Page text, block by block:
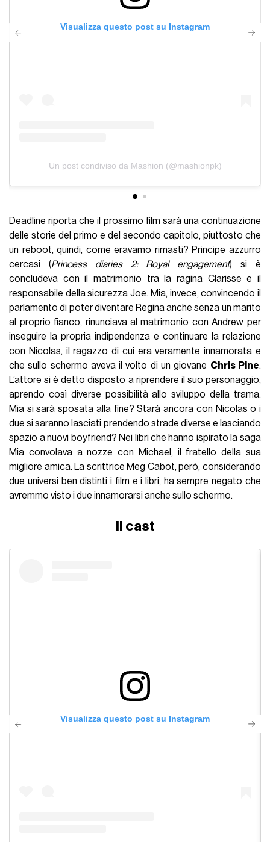
Visualizza questo post su Instagram
Un post condiviso da Mashion (@mashionpk)
Deadline riporta che il prossimo film sarà una continuazione
delle storie del primo e del secondo capitolo, piuttosto che
un reboot, quindi, come eravamo rimasti? Principe azzurro
cercasi (Princess diaries 2: Royal engagement) si è
concludeva con il matrimonio tra la ragina Clarisse e il
responsabile della sicurezza Joe. Mia, invece, convincendo il
parlamento di poter diventare Regina anche senza un marito
al proprio fianco, rinunciava al matrimonio con Andrew per
inseguire la propria indipendenza e continuare la relazione
con Nicolas, il ragazzo di cui era veramente innamorata e
che sullo schermo aveva il volto di un giovane Chris Pine.
L’attore si è detto disposto a riprendere il suo personaggio,
aprendo così diverse possibilità allo sviluppo della trama.
Mia si sarà sposata alla fine? Starà ancora con Nicolas o i
due si saranno lasciati prendendo strade diverse e lasciando
spazio a nuovi boyfriend? Nei libri che hanno ispirato la saga
Mia convolava a nozze con Michael, il fratello della sua
migliore amica. La scrittrice Meg Cabot, però, considerando
due universi ben distinti i film e i libri, ha sempre negato che
avremmo visto i due innamorarsi anche sullo schermo.
Il cast
Visualizza questo post su Instagram